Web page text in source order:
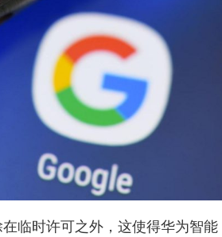
临时许可之外，这使得华为智能